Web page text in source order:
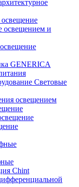
освещением и
GENERICA
Световые
освещением
Chint